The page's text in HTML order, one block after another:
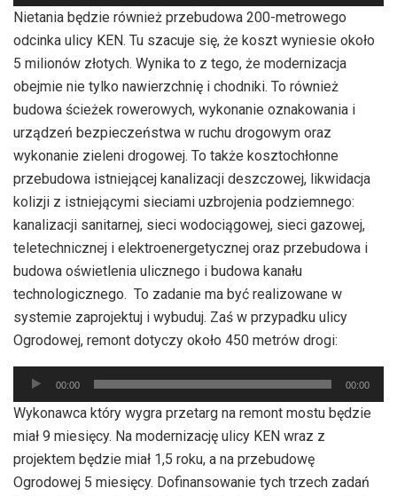
dźwiękowych
Nietania będzie również przebudowa 200-metrowego
odcinka ulicy KEN. Tu szacuje się, że koszt wyniesie około
5 milionów złotych. Wynika to z tego, że modernizacja
obejmie nie tylko nawierzchnię i chodniki. To również
budowa ścieżek rowerowych, wykonanie oznakowania i
urządzeń bezpieczeństwa w ruchu drogowym oraz
wykonanie zieleni drogowej. To także kosztochłonne
przebudowa istniejącej kanalizacji deszczowej, likwidacja
kolizji z istniejącymi sieciami uzbrojenia podziemnego:
kanalizacji sanitarnej, sieci wodociągowej, sieci gazowej,
teletechnicznej i elektroenergetycznej oraz przebudowa i
budowa oświetlenia ulicznego i budowa kanału
technologicznego. To zadanie ma być realizowane w
systemie zaprojektuj i wybuduj. Zaś w przypadku ulicy
Ogrodowej, remont dotyczy około 450 metrów drogi:
Odtwarzacz
plików
dźwiękowych
00:00 00:00
Wykonawca który wygra przetarg na remont mostu będzie
miał 9 miesięcy. Na modernizację ulicy KEN wraz z
projektem będzie miał 1,5 roku, a na przebudowę
Ogrodowej 5 miesięcy. Dofinansowanie tych trzech zadań